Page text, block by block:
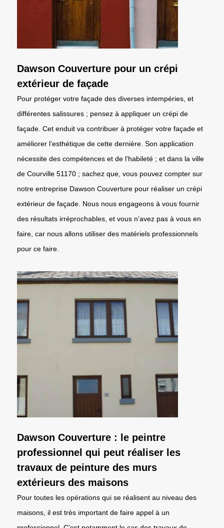
Dawson Couverture pour un crépi
extérieur de façade
Pour protéger votre façade des diverses intempéries, et
différentes salissures ; pensez à appliquer un crépi de
façade. Cet enduit va contribuer à protéger votre façade et
améliorer l’esthétique de cette dernière. Son application
nécessite des compétences et de l’habileté ; et dans la ville
de Courville 51170 ; sachez que, vous pouvez compter sur
notre entreprise Dawson Couverture pour réaliser un crépi
extérieur de façade. Nous nous engageons à vous fournir
des résultats irréprochables, et vous n’avez pas à vous en
faire, car nous allons utiliser des matériels professionnels
pour ce faire.
Dawson Couverture : le peintre
professionnel qui peut réaliser les
travaux de peinture des murs
extérieurs des maisons
Pour toutes les opérations qui se réalisent au niveau des
maisons, il est très important de faire appel à un